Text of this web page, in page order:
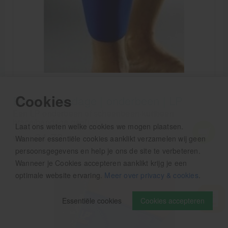
Cookies
Laat ons weten welke cookies we mogen plaatsen.
Wanneer essentiële cookies aanklikt verzamelen wij geen
persoonsgegevens en help je ons de site te verbeteren.
Wanneer je Cookies accepteren aanklikt krijg je een
optimale website ervaring. Meer over privacy & cookies
Cookies accepteren
Essentiële cookies
Brace | Bandage | onderbeen | LP
brace/bandage geeft steun en druk aan kuit en
scheen. Voor blessures aan het onderbeen, zoals
achillespees en beschadiging aan het scheenbeen.
Houdt de spieren warm.
Vanaf 24,72